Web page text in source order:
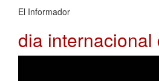
El Informador
dia internacional